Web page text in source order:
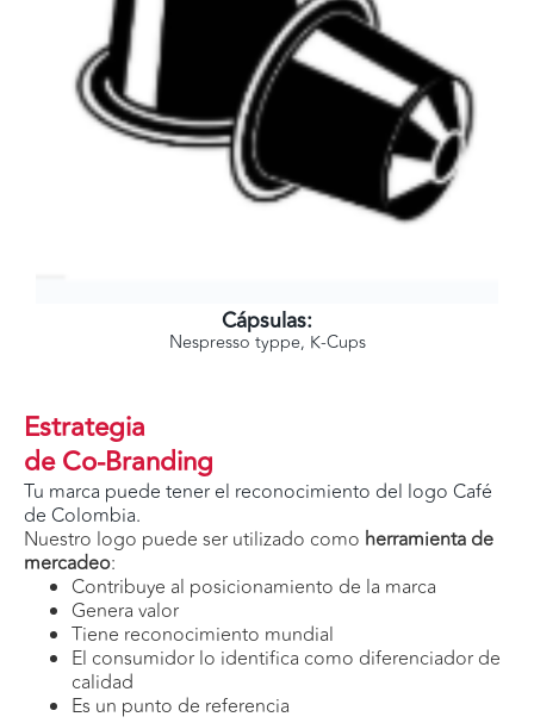
Cápsulas:
Nespresso typpe, K-Cups
Estrategia
de Co-Branding
Tu marca puede tener el reconocimiento del logo Café
de Colombia.
Nuestro logo puede ser utilizado como herramienta de
mercadeo:
Contribuye al posicionamiento de la marca
Genera valor
Tiene reconocimiento mundial
El consumidor lo identifica como diferenciador de
calidad
Es un punto de referencia